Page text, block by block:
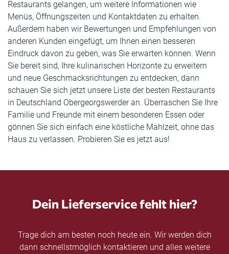
Restaurants gelangen, um weitere Informationen wie
Menüs, Öffnungszeiten und Kontaktdaten zu erhalten.
Außerdem haben wir Bewertungen und Empfehlungen von
anderen Kunden eingefügt, um Ihnen einen besseren
Eindruck davon zu geben, was Sie erwarten können. Wenn
Sie bereit sind, Ihre kulinarischen Horizonte zu erweitern
und neue Geschmacksrichtungen zu entdecken, dann
schauen Sie sich jetzt unsere Liste der besten Restaurants
in Deutschland Obergeorgswerder an. Überraschen Sie Ihre
Familie und Freunde mit einem besonderen Essen oder
gönnen Sie sich einfach eine köstliche Mahlzeit, ohne das
Haus zu verlassen. Probieren Sie es jetzt aus!
Dein Lieferservice fehlt hier?
Trage dich am besten noch heute ein. Wir werden dich
dann schnellstmöglich kontaktieren und alles weitere